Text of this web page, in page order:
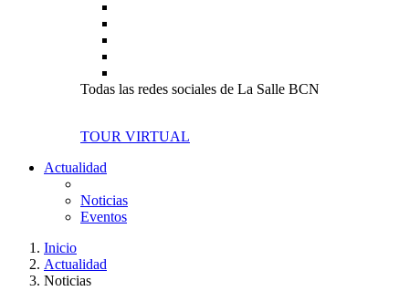
Todas las redes sociales de La Salle BCN
TOUR VIRTUAL
Actualidad
Noticias
Eventos
Inicio
Actualidad
Noticias